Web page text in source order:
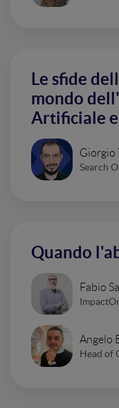
Le sfide
mondo
Artificiale
Giorgio
Search
Quando
Fabio
Angelo
Head of